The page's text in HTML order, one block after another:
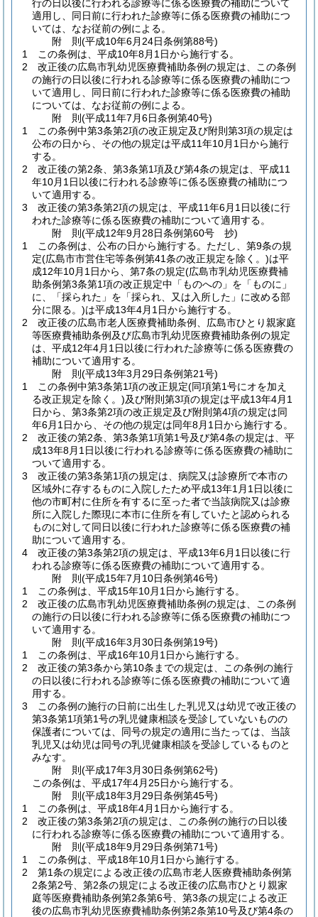
行の日以後に行われる診療等に係る医療費の補助について
適用し、同日前に行われた診療等に係る医療費の補助につ
いては、なお従前の例による。
附 則(平成10年6月24日条例第88号)
1
この条例は、平成10年8月1日から施行する。
2
改正後の広島市乳幼児医療費補助条例の規定は、この条例
の施行の日以後に行われる診療等に係る医療費の補助につ
いて適用し、同日前に行われた診療等に係る医療費の補助
については、なお従前の例による。
附 則(平成11年7月6日条例第40号)
1
この条例中第3条第2項の改正規定及び附則第3項の規定は
公布の日から、その他の規定は平成11年10月1日から施行
する。
2
改正後の第2条、第3条第1項及び第4条の規定は、平成11
年10月1日以後に行われる診療等に係る医療費の補助につ
いて適用する。
3
改正後の第3条第2項の規定は、平成11年6月1日以後に行
われた診療等に係る医療費の補助について適用する。
附 則(平成12年9月28日条例第60号 抄)
1
この条例は、公布の日から施行する。 ただし、第9条の規
定(広島市市営住宅等条例第41条の改正規定を除く。)は平
成12年10月1日から、第7条の規定(広島市乳幼児医療費補
助条例第3条第1項の改正規定中「ものへの」を「ものに」
に、「採られた」を「採られ、又は入所した」に改める部
分に限る。)は平成13年4月1日から施行する。
2
改正後の広島市老人医療費補助条例、広島市ひとり親家庭
等医療費補助条例及び広島市乳幼児医療費補助条例の規定
は、平成12年4月1日以後に行われた診療等に係る医療費の
補助について適用する。
附 則(平成13年3月29日条例第21号)
1
この条例中第3条第1項の改正規定(同項第1号にオを加え
る改正規定を除く。)及び附則第3項の規定は平成13年4月1
日から、第3条第2項の改正規定及び附則第4項の規定は同
年6月1日から、その他の規定は同年8月1日から施行する。
2
改正後の第2条、第3条第1項第1号及び第4条の規定は、平
成13年8月1日以後に行われる診療等に係る医療費の補助に
ついて適用する。
3
改正後の第3条第1項の規定は、病院又は診療所で本市の
区域外に存するものに入院したため平成13年1月1日以後に
他の市町村に住所を有するに至った者で当該病院又は診療
所に入院した際現に本市に住所を有していたと認められる
ものに対して同日以後に行われた診療等に係る医療費の補
助について適用する。
4
改正後の第3条第2項の規定は、平成13年6月1日以後に行
われる診療等に係る医療費の補助について適用する。
附 則(平成15年7月10日条例第46号)
1
この条例は、平成15年10月1日から施行する。
2
改正後の広島市乳幼児医療費補助条例の規定は、この条例
の施行の日以後に行われる診療等に係る医療費の補助につ
いて適用する。
附 則(平成16年3月30日条例第19号)
1
この条例は、平成16年10月1日から施行する。
2
改正後の第3条から第10条までの規定は、この条例の施行
の日以後に行われる診療等に係る医療費の補助について適
用する。
3
この条例の施行の日前に出生した乳児又は幼児で改正後の
第3条第1項第1号の乳児健康相談を受診していないものの
保護者については、同号の規定の適用に当たっては、当該
乳児又は幼児は同号の乳児健康相談を受診しているものと
みなす。
附 則(平成17年3月30日条例第62号)
この条例は、平成17年4月25日から施行する。
附 則(平成18年3月29日条例第45号)
1
この条例は、平成18年4月1日から施行する。
2
改正後の第3条第2項の規定は、この条例の施行の日以後
に行われる診療等に係る医療費の補助について適用する。
附 則(平成18年9月29日条例第71号)
1
この条例は、平成18年10月1日から施行する。
2
第1条の規定による改正後の広島市老人医療費補助条例第
2条第2号、第2条の規定による改正後の広島市ひとり親家
庭等医療費補助条例第2条第6号、第3条の規定による改正
後の広島市乳幼児医療費補助条例第2条第10号及び第4条の